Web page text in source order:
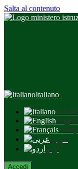
Salta al contenuto
Italiano
Italiano
عربى
اردو
Accedi